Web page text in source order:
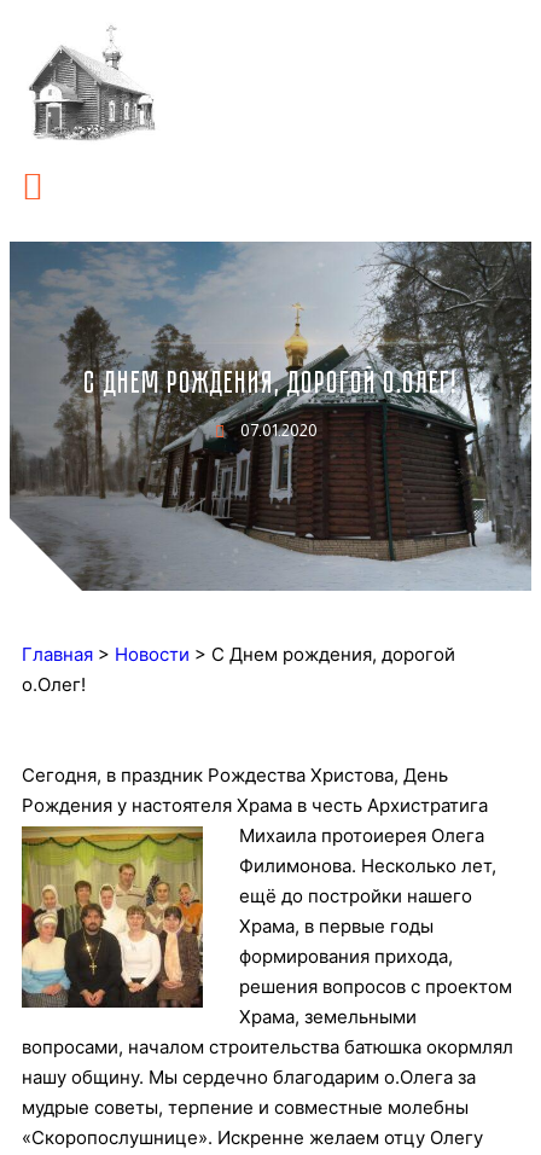
С ДНЕМ РОЖДЕНИЯ, ДОРОГОЙ О.ОЛЕГ!
07.01.2020
Главная > Новости > С Днем рождения, дорогой
о.Олег!
Сегодня, в праздник Рождества Христова, День
Рождения у настоятеля Храма в честь Архистратига
Михаила протоиерея Олега
Филимонова. Несколько лет,
ещё до постройки нашего
Храма, в первые годы
формирования прихода,
решения вопросов с проектом
Храма, земельными
вопросами, началом строительства батюшка окормлял
нашу общину. Мы сердечно благодарим о.Олега за
мудрые советы, терпение и совместные молебны
«Скоропослушнице». Искренне желаем отцу Олегу